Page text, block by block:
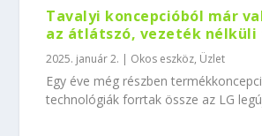
Tavalyi koncepcióból már
az átlátszó, vezeték nélküli
2025. január 2. | Okos eszköz, Üzlet
Egy éve még részben
technológiák forrtak össze az LG